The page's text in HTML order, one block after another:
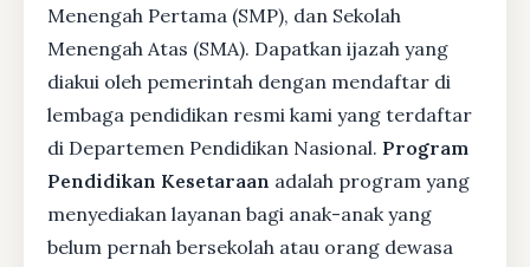
Menengah Pertama (SMP), dan Sekolah
Menengah Atas (SMA). Dapatkan ijazah yang
diakui oleh pemerintah dengan mendaftar di
lembaga pendidikan resmi kami yang terdaftar
di Departemen Pendidikan Nasional. Program
Pendidikan Kesetaraan adalah program yang
menyediakan layanan bagi anak-anak yang
belum pernah bersekolah atau orang dewasa